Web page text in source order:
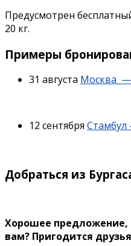
Предусмотрен
20 кг.
Примеры
31 августа Москва —
12 сентября
Добраться из
Хорошее предложение,
вам? Пригодится